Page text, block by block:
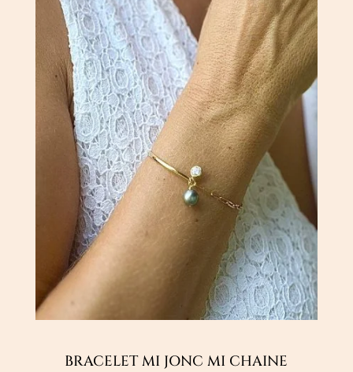
BRACELET MI JONC MI CHAINE